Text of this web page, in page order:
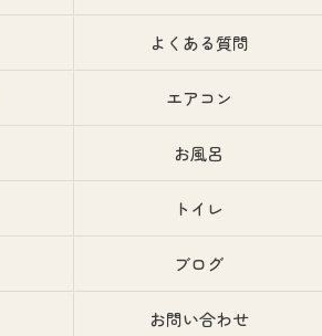
よくある質問
エアコン
お風呂
トイレ
ブログ
お問い合わせ